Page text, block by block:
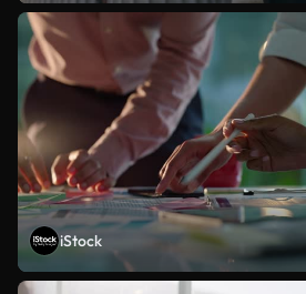
iStock